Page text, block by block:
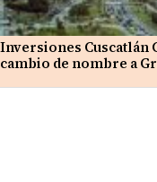
Inversiones Cuscatlán
cambio de nombre a